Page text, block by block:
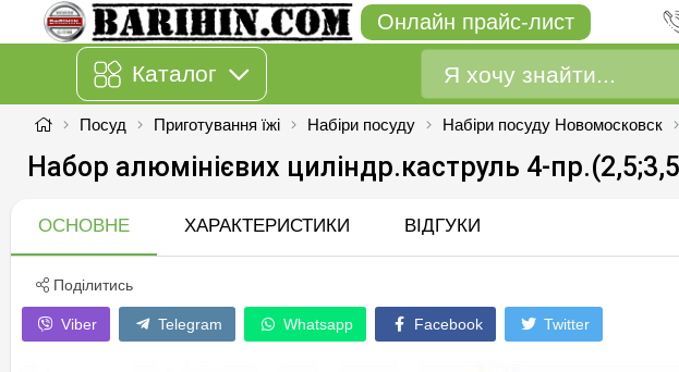
Онлайн прайс-лист
Каталог
Посуд Приготування їжі Набіри посуду Набіри посуду Новомосковск
Набор алюмінієвих циліндр.каструль 4-
ОСНОВНЕ ХАРАКТЕРИСТИКИ ВІДГУКИ
Поділитись
Viber Telegram Whatsapp Facebook Twitter